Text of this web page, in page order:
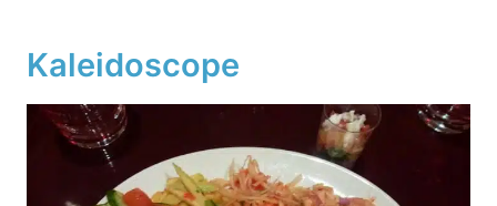
Kaleidoscope